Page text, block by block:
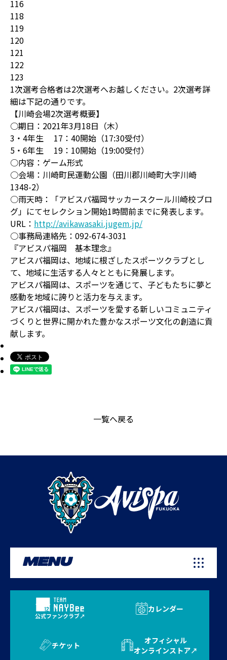
116
118
119
120
121
122
123
1次選考合格者は2次選考へお越しください。2次選考詳
細は下記の通りです。
【川崎会場2次選考概要】
○期日：2021年3月18日（木）
3・4年生 17：40開始（17:30受付）
5・6年生 19：10開始（19:00受付）
○内容：ゲーム形式
○会場：川崎町民運動公園（田川郡川崎町大字川崎
1348-2）
○雨天時：「アビスパ福岡サッカースクール川崎校ブロ
グ」にてセレクション開始1時間前までに発表します。
URL： http://avikawasaki.jugem.jp/
○事務局連絡先：092-674-3031
『アビスパ福岡 基本理念』
アビスパ福岡は、地域に根ざしたスポーツクラブとし
て、地域に生活する人々とともに発展します。
アビスパ福岡は、スポーツを通じて、子どもたちに夢と
感動を地域に誇りと活力を与えます。
アビスパ福岡は、スポーツを愛する新しいコミュニティ
づくりと世界に開かれた豊かなスポーツ文化の創造に貢
献します。
一覧へ戻る
MENU
公式ファンクラブ
カレンダー
チケット
オフィシャル
オンラインストア